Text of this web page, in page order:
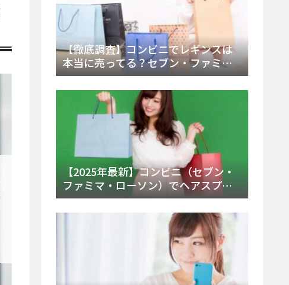
【徹底調査】コンビニでレギンスは
本当に売ってる？セブン・ファミ
マ・ローソンの取扱店舗とメーカ
ー・内容物を詳しく調べてみた！
【2025年最新】コンビニ（セブン・
ファミマ・ローソン）でヘアスプレ
ーは売ってる？販売場所と買える種
類・値段を徹底調査！